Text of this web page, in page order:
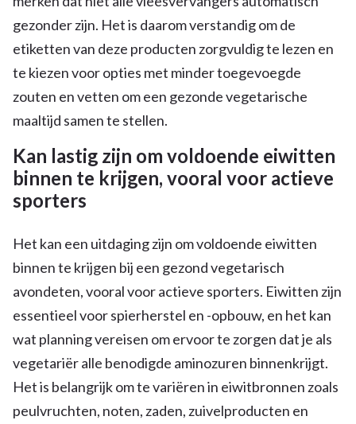
gezonder zijn. Het is daarom verstandig om de
etiketten van deze producten zorgvuldig te lezen en
te kiezen voor opties met minder toegevoegde
zouten en vetten om een gezonde vegetarische
maaltijd samen te stellen.
Kan lastig zijn om voldoende eiwitten
binnen te krijgen, vooral voor actieve
sporters
Het kan een uitdaging zijn om voldoende eiwitten
binnen te krijgen bij een gezond vegetarisch
avondeten, vooral voor actieve sporters. Eiwitten zijn
essentieel voor spierherstel en -opbouw, en het kan
wat planning vereisen om ervoor te zorgen dat je als
vegetariër alle benodigde aminozuren binnenkrijgt.
Het is belangrijk om te variëren in eiwitbronnen zoals
peulvruchten, noten, zaden, zuivelproducten en